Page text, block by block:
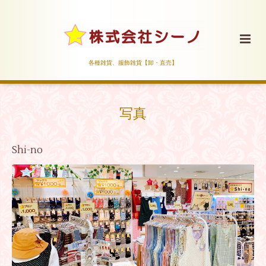
各種雑貨、服飾雑貨【卸・直売】
写真
Shi-no